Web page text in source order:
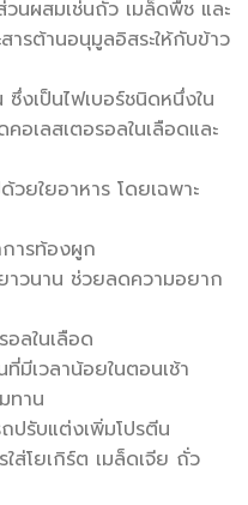
นผสมเช่นถั่ว เมล็ดพืช และ
ารต้านอนุมูลอิสระให้กับข้าว
งเป็นไฟเบอร์ชนิดหนึ่งใน
อเลสเตอรอลในเลือดและ
ยใยอาหาร โดยเฉพาะ
ารท้องผูก
าวนาน ช่วยลดความอยาก
อลในเลือด
ที่มีเวลาน้อยในตอนเช้า
ทาน
ปรับแต่งเพิ่มโปรตีน
ส่โยเกิร์ต เมล็ดเจีย ถั่ว